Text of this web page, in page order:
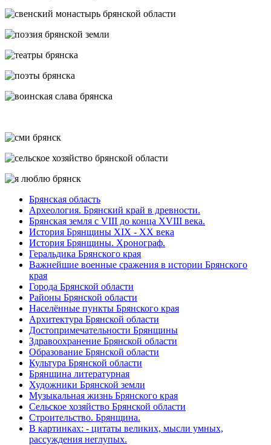
Брянская область
Археология. Брянский край в древности.
Брянская земля с VIII до конца XVIII века.
История Брянщины XIX - XX века
История Брянщины. Хронограф.
Геральдика Брянского края
Важнейшие военные сражения в истории Брянского
края
Города Брянской области
Районы Брянской области
Населённые пункты Брянского края
Архитектура Брянской области
Достопримечательности Брянщины
Здравоохранение Брянской области
Образование Брянской области
Культура Брянской области
Брянщина литературная
Художники Брянской земли
Музыкальная жизнь Брянского края
Сельское хозяйство Брянской области
Строительство. Брянщина.
В картинках: - цитаты великих, мысли умных,
рассуждения неглупых.